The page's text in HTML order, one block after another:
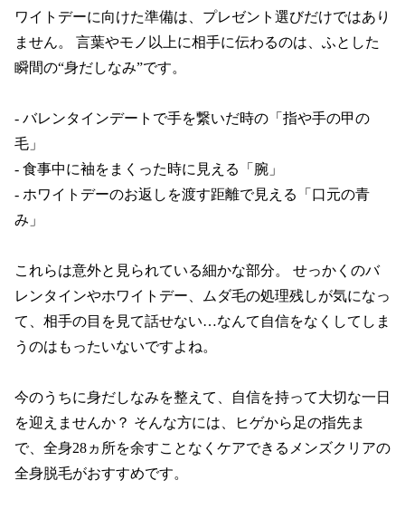
ワイトデーに向けた準備は、プレゼント選びだけではあり
ません。 言葉やモノ以上に相手に伝わるのは、ふとした
瞬間の“身だしなみ”です。
- バレンタインデートで手を繋いだ時の「指や手の甲の
毛」
- 食事中に袖をまくった時に見える「腕」
- ホワイトデーのお返しを渡す距離で見える「口元の青
み」
これらは意外と見られている細かな部分。 せっかくのバ
レンタインやホワイトデー、ムダ毛の処理残しが気になっ
て、相手の目を見て話せない…なんて自信をなくしてしま
うのはもったいないですよね。
今のうちに身だしなみを整えて、自信を持って大切な一日
を迎えませんか？ そんな方には、ヒゲから足の指先ま
で、全身28ヵ所を余すことなくケアできるメンズクリアの
全身脱毛がおすすめです。